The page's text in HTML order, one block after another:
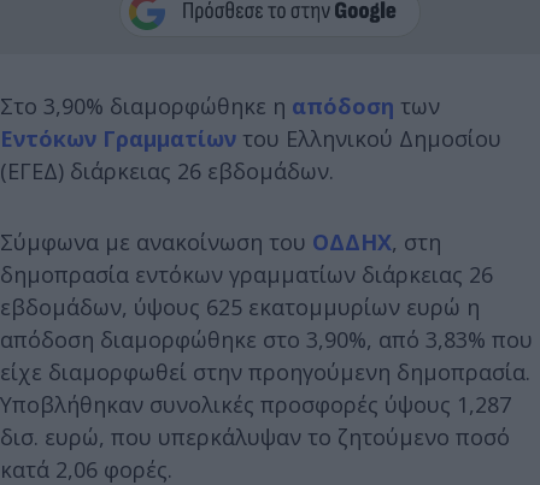
Στο 3,90% διαμορφώθηκε η απόδοση των
Εντόκων Γραμματίων του Ελληνικού Δημοσίου
(ΕΓΕΔ) διάρκειας 26 εβδομάδων.
Σύμφωνα με ανακοίνωση του ΟΔΔΗΧ, στη
δημοπρασία εντόκων γραμματίων διάρκειας 26
εβδομάδων, ύψους 625 εκατομμυρίων ευρώ η
απόδοση διαμορφώθηκε στο 3,90%, από 3,83% που
είχε διαμορφωθεί στην προηγούμενη δημοπρασία.
Υποβλήθηκαν συνολικές προσφορές ύψους 1,287
δισ. ευρώ, που υπερκάλυψαν το ζητούμενο ποσό
κατά 2,06 φορές.